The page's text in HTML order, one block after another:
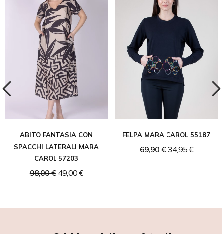
ABITO FANTASIA CON
SPACCHI LATERALI MARA
CAROL 57203
98,00 € 49,00 €
FELPA MARA CAROL 55187
69,90 € 34,95 €